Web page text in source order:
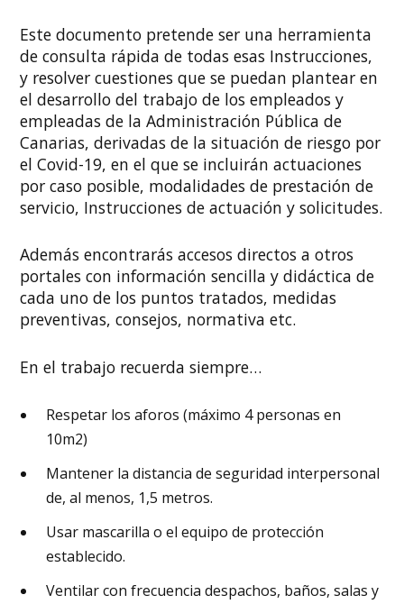
Este documento pretende ser una herramienta
de consulta rápida de todas esas Instrucciones,
y resolver cuestiones que se puedan plantear en
el desarrollo del trabajo de los empleados y
empleadas de la Administración Pública de
Canarias, derivadas de la situación de riesgo por
el Covid-19, en el que se incluirán actuaciones
por caso posible, modalidades de prestación de
servicio, Instrucciones de actuación y solicitudes.
Además encontrarás accesos directos a otros
portales con información sencilla y didáctica de
cada uno de los puntos tratados, medidas
preventivas, consejos, normativa etc.
En el trabajo recuerda siempre…
Respetar los aforos (máximo 4 personas en
10m2)
Mantener la distancia de seguridad interpersonal
de, al menos, 1,5 metros.
Usar mascarilla o el equipo de protección
establecido.
Ventilar con frecuencia despachos, baños, salas y